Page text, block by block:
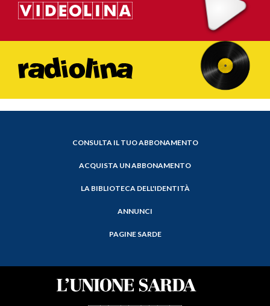
CONSULTA IL TUO ABBONAMENTO
ACQUISTA UN ABBONAMENTO
LA BIBLIOTECA DELL'IDENTITÀ
ANNUNCI
PAGINE SARDE